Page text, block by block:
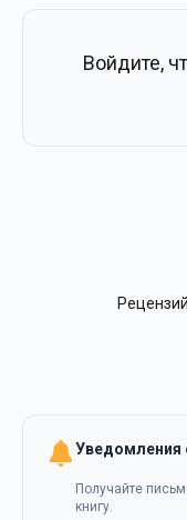
Войдите,
Уведомления
Получайте
книгу.